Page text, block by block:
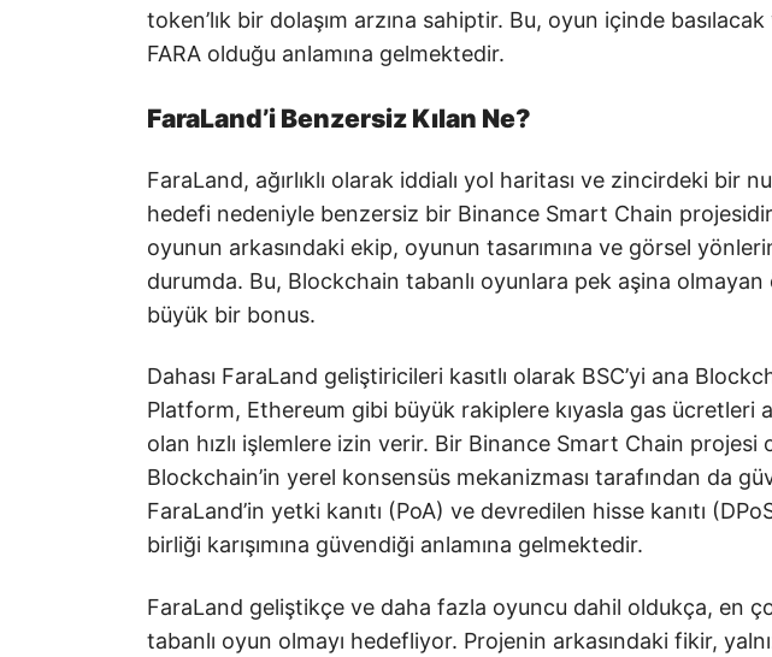
token’lık bir dolaşım arzına sahiptir. Bu, oyun içinde
FARA olduğu anlamına gelmektedir.
FaraLand’i Benzersiz Kılan Ne?
FaraLand, ağırlıklı olarak iddialı yol haritası ve zincirdeki bir
hedefi nedeniyle benzersiz bir Binance Smart Chain
oyunun arkasındaki ekip, oyunun tasarımına ve görsel
durumda. Bu, Blockchain tabanlı oyunlara pek aşina
büyük bir bonus.
Dahası FaraLand geliştiricileri kasıtlı olarak BSC’yi ana
Platform, Ethereum gibi büyük rakiplere kıyasla gas ücretleri
olan hızlı işlemlere izin verir. Bir Binance Smart Chain projesi
Blockchain’in yerel konsensüs mekanizması tarafından da
FaraLand’in yetki kanıtı (PoA) ve devredilen hisse kanıtı
birliği karışımına güvendiği anlamına gelmektedir.
FaraLand geliştikçe ve daha fazla oyuncu dahil oldukça, en
tabanlı oyun olmayı hedefliyor. Projenin arkasındaki fikir,